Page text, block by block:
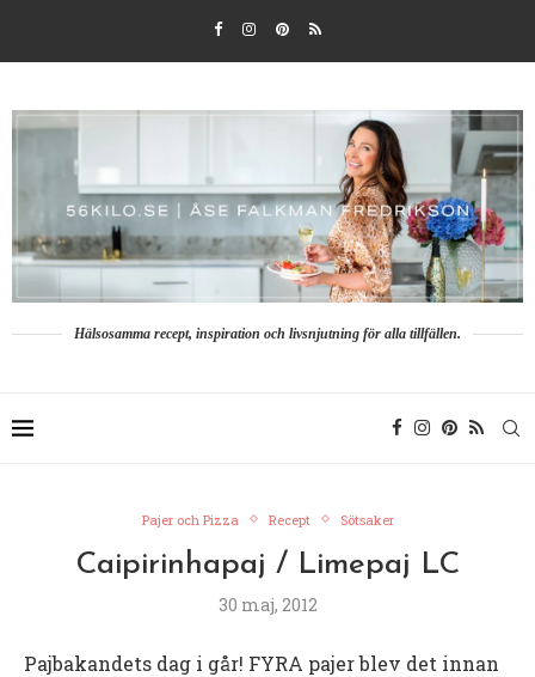
Hälsosamma recept, inspiration och livsnjutning för alla tillfällen.
Pajer och Pizza Recept Sötsaker
Caipirinhapaj / Limepaj LC
30 maj, 2012
Pajbakandets dag i går! FYRA pajer blev det innan